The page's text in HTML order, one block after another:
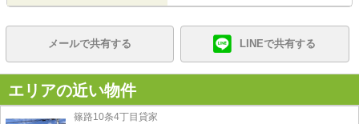
メールで共有する LINEで共有する
エリアの近い物件
篠路10条4丁目貸家